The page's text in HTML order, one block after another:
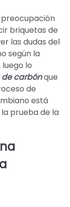
preocupación
briquetas de
las dudas del
según la
lo
carbónque
de
está
prueba de la